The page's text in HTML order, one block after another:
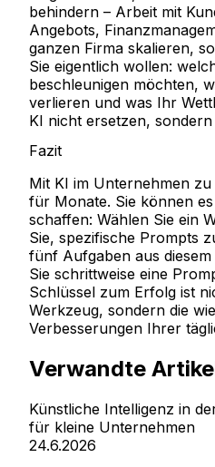
behindern – Arbeit mit
Angebots,
ganzen Firma skalieren,
Sie eigentlich wollen:
beschleunigen möchten,
verlieren und was Ihr
KI nicht ersetzen,
Fazit
Mit KI im Unternehmen
für Monate. Sie können
schaffen: Wählen Sie ein
Sie, spezifische Prompts
fünf Aufgaben aus
Sie schrittweise eine
Schlüssel zum Erfolg ist
Werkzeug, sondern die
Verbesserungen Ihrer
Verwandte
Künstliche Intelligenz in
für kleine Unternehmen
24.6.2026